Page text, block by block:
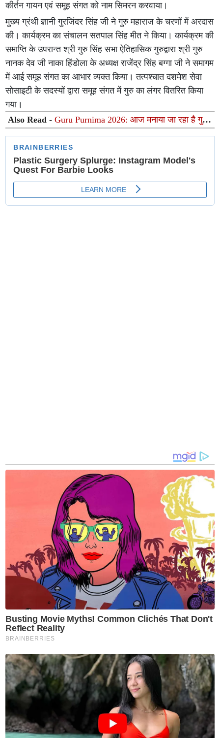
कीर्तन गायन एवं समूह संगत को नाम सिमरन करवाया।
मुख्य ग्रंथी ज्ञानी गुरजिंदर सिंह जी ने गुरु महाराज के चरणों में अरदास
की। कार्यक्रम का संचालन सतपाल सिंह मीत ने किया। कार्यक्रम की
समाप्ति के उपरान्त श्री गुरु सिंह सभा ऐतिहासिक गुरुद्वारा श्री गुरु
नानक देव जी नाका हिंडोला के अध्यक्ष राजेंद्र सिंह बग्गा जी ने समागम
में आई समूह संगत का आभार व्यक्त किया। तत्पश्चात दशमेश सेवा
सोसाइटी के सदस्यों द्वारा समूह संगत में गुरु का लंगर वितरित किया
गया।
Also Read -Guru Purnima 2026: आज मनाया जा रहा है गुरु
पूर्णिमा का पावन पर्व, गुरु कृपा पाने के लिए आज जरूर करें ये 5